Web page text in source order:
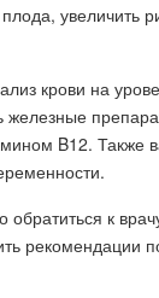
увеличить
крови на
B12. Также
к
рекомендации